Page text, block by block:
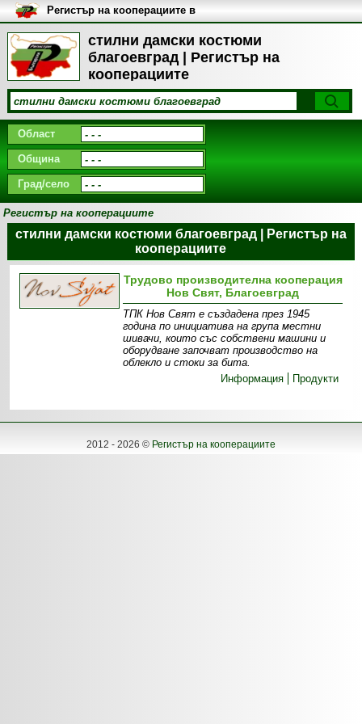
стилни дамски костюми
благоевград | Регистър на
кооперациите
Регистър на кооперациите в
България
Област
Община
Град/село
Регистър на кооперациите
стилни дамски костюми благоевград | Регистър на
кооперациите
Трудово производителна кооперация
Нов Свят, Благоевград
ТПК Нов Свят е създадена през 1945
година по инициатива на група местни
шивачи, които със собствени машини и
оборудване започват производство на
облекло и стоки за бита.
Информация
Продукти
2012 - 2026 © Регистър на кооперациите